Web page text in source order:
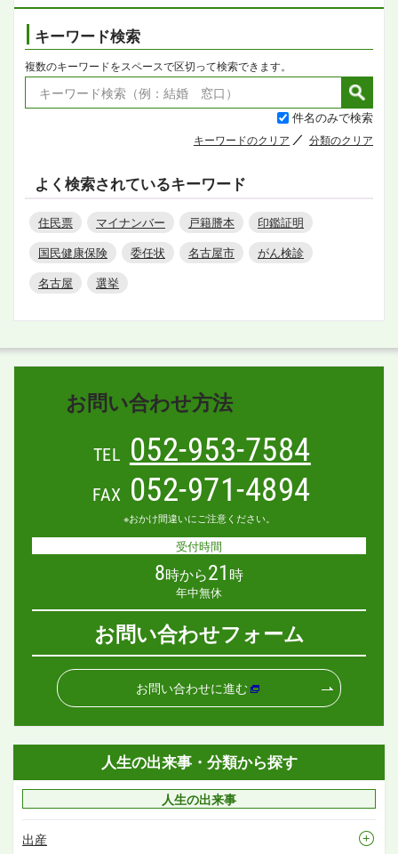
キーワード検索
複数のキーワードをスペースで区切って検索できます。
件名のみで検索
キーワードのクリア 分類のクリア
よく検索されているキーワード
住民票 マイナンバー 戸籍謄本
印鑑証明
国民健康保険
委任状 名古屋市
がん検診
名古屋
選挙
お問い合わせ方法
TEL 052-953-7584
FAX 052-971-4894
※おかけ間違いにご注意ください。
受付時間
8時から21 時
年中無休
お問い合わせフォーム
お問い合わせに進む
人生の出来事・分類から探す
人生の出来事
出産